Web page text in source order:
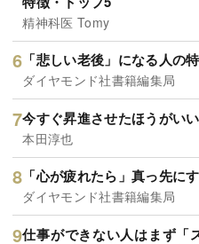
精神科医 Tomy
「悲しい老後」になる人の
ダイヤモンド社書籍編集局
今すぐ昇進させたほうがい
本田淳也
「心が疲れたら」真っ先に
ダイヤモンド社書籍編集局
仕事ができない人はまず「